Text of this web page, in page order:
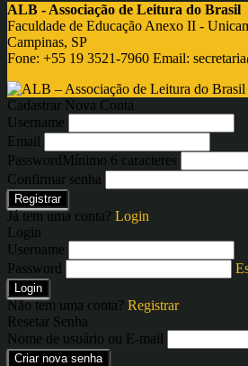
ALB - Associação de Leitura do Brasil
Faculdade de Educação Anexo II -
Campinas, SP
Fone: +55 19 3521-7960 Email:
Cadastrar Nova Conta
Username
Email
PasswordMínimo 6 caracteres
Confirmar senha
Registrar
Já tem uma conta? Login
Login
Username
Password
Login
Não tem uma conta? Registrar
Resetar Senha
Nome de usuário ou E-mail
Criar nova senha